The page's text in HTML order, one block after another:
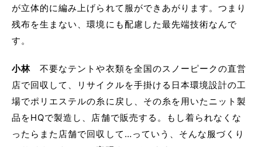
が立体的に編み上げられて服ができあがります。つまり
残布を生まない、環境にも配慮した最先端技術なんで
す。
小林 不要なテントや衣類を全国のスノーピークの直営
店で回収して、リサイクルを手掛ける日本環境設計の工
場でポリエステルの糸に戻し、その糸を用いたニット製
品をHQで製造し、店舗で販売する。もし着られなくな
ったらまた店舗で回収して…っていう、そんな服づくり